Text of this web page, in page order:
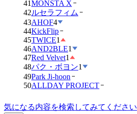
41MONSTA X
42ルセラフィム
43AHOF4
44KickFlip
45TWICE1
46AND2BLE1
47Red Velvet1
48パク・ボヨン1
49Park Ji-hoon
50ALLDAY PROJECT
気になる内容を検索してみてください